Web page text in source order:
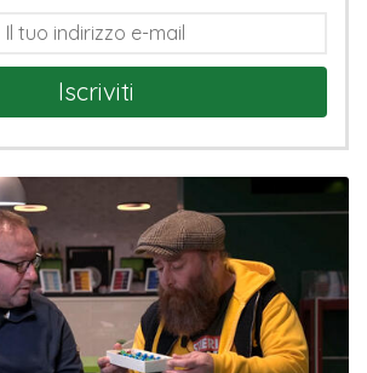
Iscriviti